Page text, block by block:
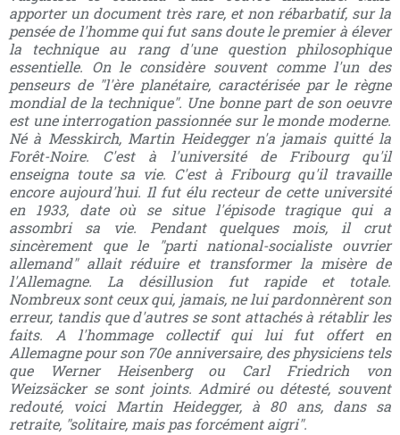
apporter un document très rare, et non rébarbatif, sur la
pensée de l'homme qui fut sans doute le premier à élever
la technique au rang d'une question philosophique
essentielle. On le considère souvent comme l'un des
penseurs de "l'ère planétaire, caractérisée par le règne
mondial de la technique". Une bonne part de son oeuvre
est une interrogation passionnée sur le monde moderne.
Né à Messkirch, Martin Heidegger n'a jamais quitté la
Forêt-Noire. C'est à l'université de Fribourg qu'il
enseigna toute sa vie. C'est à Fribourg qu'il travaille
encore aujourd'hui. Il fut élu recteur de cette université
en 1933, date où se situe l'épisode tragique qui a
assombri sa vie. Pendant quelques mois, il crut
sincèrement que le "parti national-socialiste ouvrier
allemand" allait réduire et transformer la misère de
l'Allemagne. La désillusion fut rapide et totale.
Nombreux sont ceux qui, jamais, ne lui pardonnèrent son
erreur, tandis que d'autres se sont attachés à rétablir les
faits. A l'hommage collectif qui lui fut offert en
Allemagne pour son 70e anniversaire, des physiciens tels
que Werner Heisenberg ou Carl Friedrich von
Weizsäcker se sont joints. Admiré ou détesté, souvent
redouté, voici Martin Heidegger, à 80 ans, dans sa
retraite, "solitaire, mais pas forcément aigri".